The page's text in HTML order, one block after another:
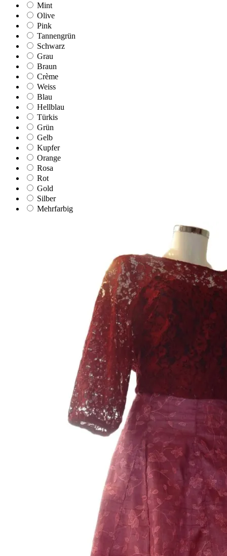
Mint
Olive
Pink
Tannengrün
Schwarz
Grau
Braun
Crème
Weiss
Blau
Hellblau
Türkis
Grün
Gelb
Kupfer
Orange
Rosa
Rot
Gold
Silber
Mehrfarbig